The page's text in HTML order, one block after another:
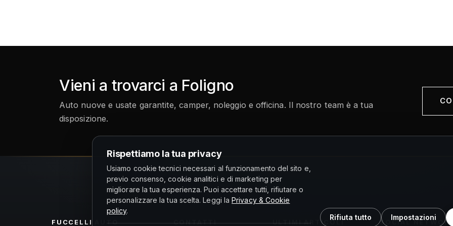
Vieni a trovarci a Foligno
Auto nuove e usate garantite, camper, noleggio e officina. Il nostro team è a tua
disposizione.
FUCCELLI AUTO CONTATTI ULTIMI ARTICOLI SOCIAL
Rispettiamo la tua privacy
Usiamo cookie tecnici necessari al funzionamento del sito e,
previo consenso, cookie analitici e di marketing per
migliorare la tua esperienza. Puoi accettare tutti, rifiutare o
personalizzare la tua scelta. Leggi laPrivacy & Cookie
policy.
Rifiuta tutto Impostazioni